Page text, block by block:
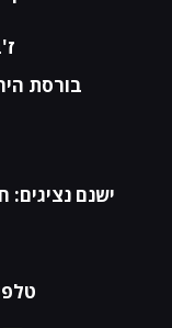
בורסת
ישנם